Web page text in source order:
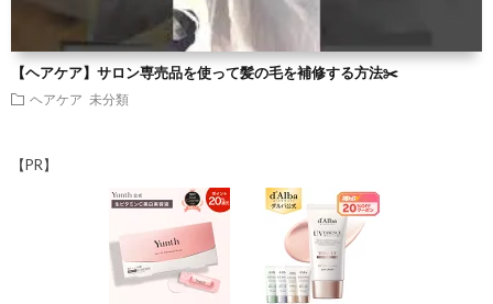
【ヘアケア】サロン専売品を使って髪の毛を補修する方法✂️
ヘアケア 未分類
【PR】